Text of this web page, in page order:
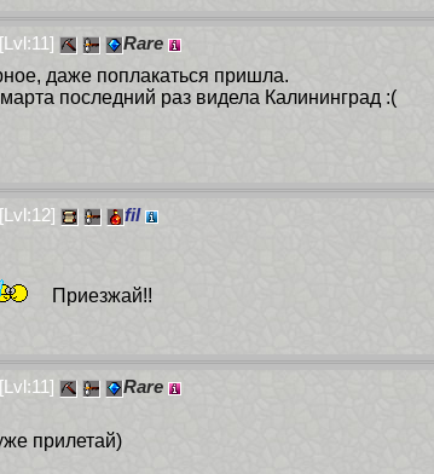
[Lvl:11]
Rare
даже поплакаться пришла.
последний раз видела Калининград :(
[Lvl:12]
fil
Приезжай!!
[Lvl:11]
Rare
прилетай)